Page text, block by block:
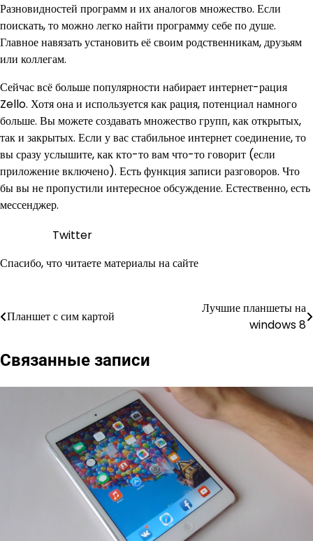
Разновидностей программ и их аналогов множество. Если
поискать, то можно легко найти программу себе по душе.
Главное навязать установить её своим родственникам, друзьям
или коллегам.
Сейчас всё больше популярности набирает интернет-рация
Zello. Хотя она и используется как рация, потенциал намного
больше. Вы можете создавать множество групп, как открытых,
так и закрытых. Если у вас стабильное интернет соединение, то
вы сразу услышите, как кто-то вам что-то говорит (если
приложение включено). Есть функция записи разговоров. Что
бы вы не пропустили интересное обсуждение. Естественно, есть
мессенджер.
Twitter
Спасибо, что читаете материалы на сайте
Навигация
записям
Планшет с сим картой
Лучшие планшеты на
windows 8
Связанные записи